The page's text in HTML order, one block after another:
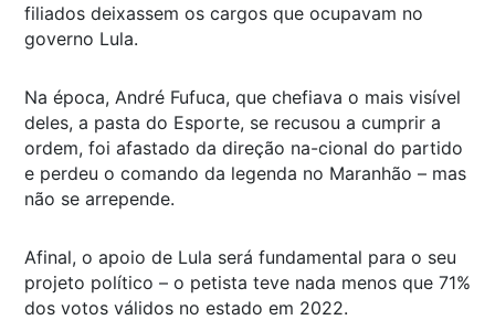
filiados deixassem os cargos que ocupavam no
governo Lula.
Na época, André Fufuca, que chefiava o mais visível
deles, a pasta do Esporte, se recusou a cumprir a
ordem, foi afastado da direção na-cional do partido
e perdeu o comando da legenda no Maranhão – mas
não se arrepende.
Afinal, o apoio de Lula será fundamental para o seu
projeto político – o petista teve nada menos que 71%
dos votos válidos no estado em 2022.